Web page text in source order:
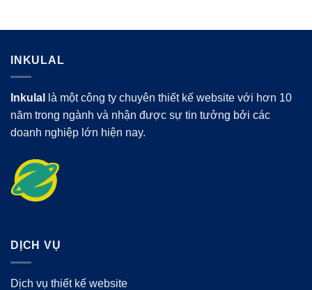
INKULAL
Inkulal
là một công ty chuyên thiết kế website với hơn 10
năm trong ngành và nhận được sự tin tưởng bởi các
doanh nghiệp lớn hiện nay.
DỊCH VỤ
Dịch vụ thiết kế website